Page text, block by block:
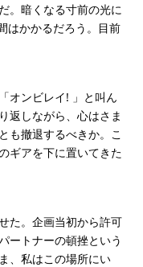
。暗くなる寸前の光に
はかかるだろう。目前
オンビレイ! 」と叫ん
返しながら、心はさま
も撤退するべきか。こ
ギアを下に置いてきた
た。企画当初から許可
ートナーの頓挫という
、私はこの場所にい